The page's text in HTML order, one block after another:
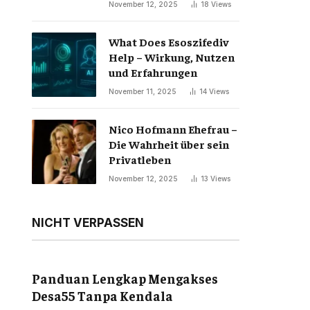
November 12, 2025 18 Views
What Does Esoszifediv
Help – Wirkung, Nutzen
und Erfahrungen
November 11, 2025 14 Views
Nico Hofmann Ehefrau –
Die Wahrheit über sein
Privatleben
November 12, 2025 13 Views
NICHT VERPASSEN
Panduan Lengkap Mengakses
Desa55 Tanpa Kendala